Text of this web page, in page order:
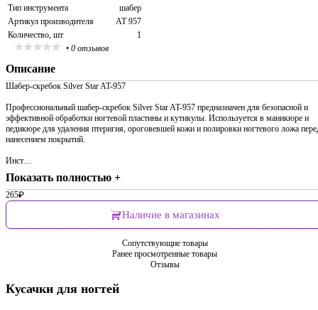
Тип инструмента
шабер
Артикул производителя
AT 957
Количество, шт
1
• 0 отзывов
Описание
Шабер-скребок Silver Star AT-957
Профессиональный шабер-скребок Silver Star AT-957 предназначен для безопасной и
эффективной обработки ногтевой пластины и кутикулы. Используется в маникюре и
педикюре для удаления птеригия, ороговевшей кожи и полировки ногтевого ложа
нанесением покрытий.
Инст…
Показать полностью +
265₽
Наличие в магазинах
Сопутствующие товары
Ранее просмотренные товары
Отзывы
Кусачки для ногтей